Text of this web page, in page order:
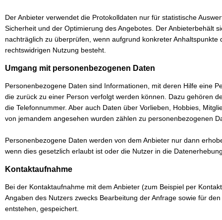
Der Anbieter verwendet die Protokolldaten nur für statistische
Sicherheit und der Optimierung des Angebotes. Der Anbieterbehält
nachträglich zu überprüfen, wenn aufgrund konkreter Anhaltspunkte
rechtswidrigen Nutzung besteht.
Umgang mit personenbezogenen Daten
Personenbezogene Daten sind Informationen, mit deren Hilfe eine
die zurück zu einer Person verfolgt werden können. Dazu gehören
die Telefonnummer. Aber auch Daten über Vorlieben, Hobbies,
von jemandem angesehen wurden zählen zu personenbezogenen
Personenbezogene Daten werden von dem Anbieter nur dann
wenn dies gesetzlich erlaubt ist oder die Nutzer in die
Kontaktaufnahme
Bei der Kontaktaufnahme mit dem Anbieter (zum Beispiel per
Angaben des Nutzers zwecks Bearbeitung der Anfrage sowie für
entstehen, gespeichert.